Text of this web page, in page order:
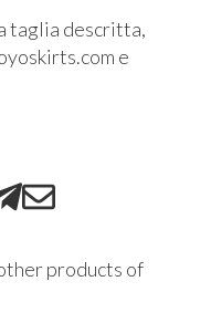
taglia descritta,
e
products of